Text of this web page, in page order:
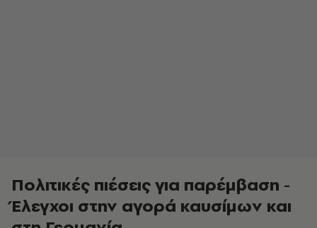
Πολιτικές πιέσεις για παρέμβαση -
Έλεγχοι στην αγορά καυσίμων και